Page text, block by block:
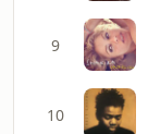
9
10